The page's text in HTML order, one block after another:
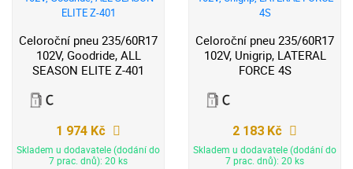
Celoroční pneu 235/60R17
102V, Goodride, ALL
SEASON ELITE Z-401
1 974 Kč
Skladem u dodavatele (dodání do
7 prac. dnů): 20 ks
Celoroční pneu 235/60R17
102V, Unigrip, LATERAL
FORCE 4S
2 183 Kč
Skladem u dodavatele (dodání do
7 prac. dnů): 20 ks